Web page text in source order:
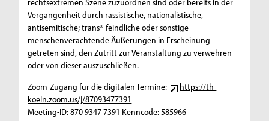
Vergangenheit durch rassistische, nationalistische,
antisemitische; trans*-feindliche oder sonstige
menschenverachtende Äußerungen in Erscheinung
getreten sind, den Zutritt zur Veranstaltung zu verwehren
oder von dieser auszuschließen.
Zoom-Zugang für die digitalen Termine:
https://th-
koeln.zoom.us/j/87093477391
Meeting-ID: 870 9347 7391 Kenncode: 585966